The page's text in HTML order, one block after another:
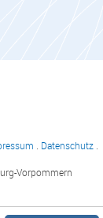
Datenschutz
Vorpommern